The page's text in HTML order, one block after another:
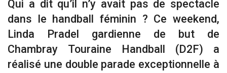
Qui a dit qu’il n’y avait pas de spectacle
dans le handball féminin ? Ce weekend,
Linda Pradel gardienne de but de
Chambray Touraine Handball (D2F) a
réalisé une double parade exceptionnelle à